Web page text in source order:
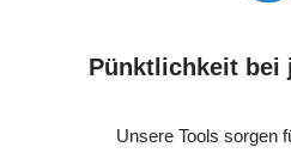
Pünktlichkeit bei
Unsere Tools sorgen